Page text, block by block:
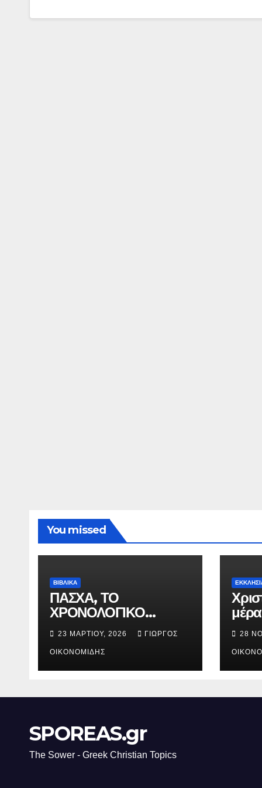
You missed
ΒΙΒΛΙΚΑ
ΠΑΣΧΑ, ΤΟ
ΧΡΟΝΟΛΟΓΙΚΟ
ΔΙΑΓΡΑΜΜΑ ΤΗΣ
ΣΤΑΥΡΩΣΕΩΣ.
23 ΜΑΡΤΊΟΥ, 2026 ΓΙΏΡΓΟΣ
ΟΙΚΟΝΟΜΊΔΗΣ
28
SPOREAS.gr
The Sower - Greek Christian Topics